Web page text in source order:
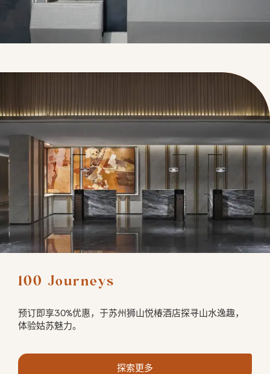
100 Journeys
预订即享30%优惠，于苏州狮山悦椿酒店探寻山水逸趣，
体验姑苏魅力。
探索更多